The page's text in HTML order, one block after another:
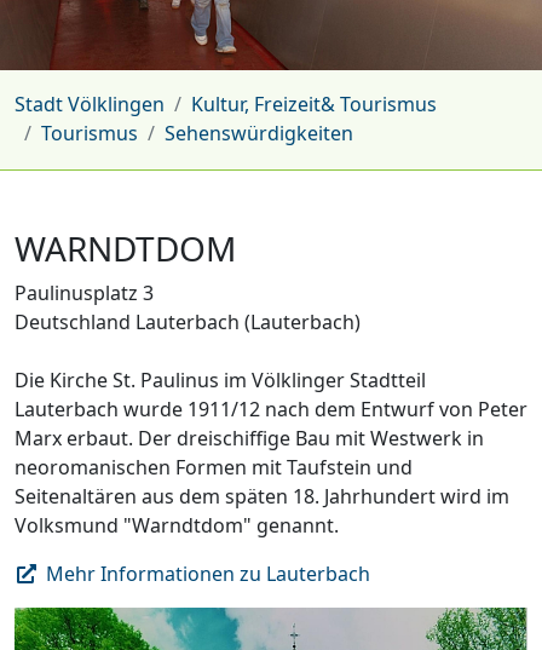
Stadt Völklingen
Kultur, Freizeit& Tourismus
Tourismus
Sehenswürdigkeiten
WARNDTDOM
Paulinusplatz 3
Deutschland Lauterbach (Lauterbach)
Die Kirche St. Paulinus im Völklinger Stadtteil
Lauterbach wurde 1911/12 nach dem Entwurf von Peter
Marx erbaut. Der dreischiffige Bau mit Westwerk in
neoromanischen Formen mit Taufstein und
Seitenaltären aus dem späten 18. Jahrhundert wird im
Volksmund "Warndtdom" genannt.
Mehr Informationen zu Lauterbach